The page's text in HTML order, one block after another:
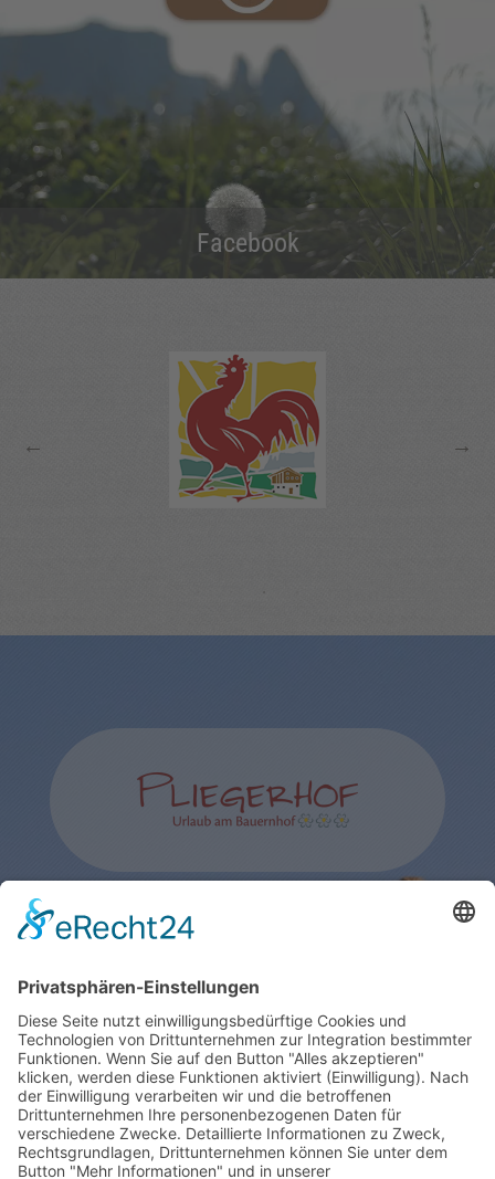
Facebook
Pliegerhof ∎ Familie Mahlknecht
St. Valentin 28
∎ I-39040 Seis ∎
Südtirol/Italien
Tel.0039 333 7958519 ∎ info@pliegerhof.com
MwSt.-Nr.: IT03214530218 ∎ CIN: IT021019B5VYRLGA3Q